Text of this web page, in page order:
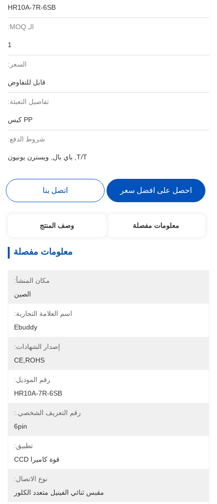
HR10A-7R-6SB
الـ MOQ:
1
السعر:
قابل للتفاوض
تفاصيل التعبئة:
PP كيس
شروط الدفع:
T/T, باي بال, ويسترن يونيون
احصل على افضل سعر اتصل بنا
معلومات مفصلة وصف المنتج
معلومات مفصلة
مكان المنشأ:
الصين
اسم العلامة التجارية:
Ebuddy
إصدار الشهادات:
CE,ROHS
رقم الموديل:
HR10A-7R-6SB
رقم التعريف الشخصي.:
6pin
تطبيق:
قوة كاميرا CCD
نوع الاتصال:
مقبس ثنائي الفينيل متعدد الكلور